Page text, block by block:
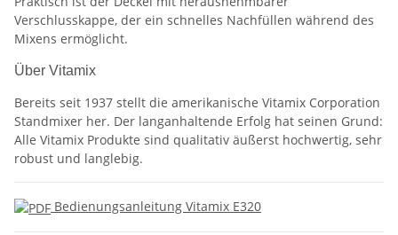
Verschlusskappe, der ein schnelles Nachfüllen während des
Mixens ermöglicht.
Über Vitamix
Bereits seit 1937 stellt die amerikanische Vitamix Corporation
Standmixer her. Der langanhaltende Erfolg hat seinen Grund:
Alle Vitamix Produkte sind qualitativ äußerst hochwertig, sehr
robust und langlebig.
Bedienungsanleitung Vitamix E320